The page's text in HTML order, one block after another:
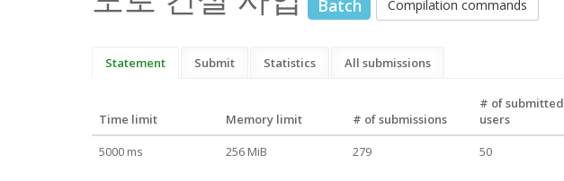
Batch Compilation commands
Statement Submit Statistics All submissions
Time limit Memory limit # of submissions
# of submitted
users
5000 ms
256 MiB 279 50